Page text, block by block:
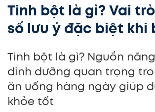
Tinh bột là gì? Vai
số lưu ý đặc biệt khi
Tinh bột là gì? Nguồn
dinh dưỡng quan trọng
ăn uống hàng ngày giúp
khỏe tốt